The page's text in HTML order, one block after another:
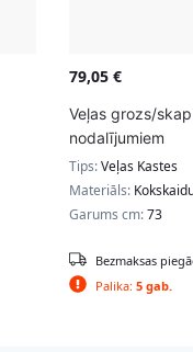
79,05 €
Veļas grozs/
nodalījumiem
Tips:Veļas Kastes
Materiāls:
Garums cm:73
Palika: 5 gab.
Bezmaksas